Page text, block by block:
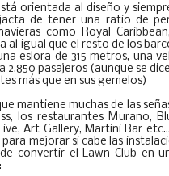
orientada al diseño y
de tener una ratio de
como Royal
al igual que el resto de los
eslora de 315 metros, una
2.850 pasajeros (aunque se
más que en sus gemelos)
mantiene muchas de las
los restaurantes Murano,
Art Gallery, Martini Bar
mejorar si cabe las
convertir el Lawn Club en